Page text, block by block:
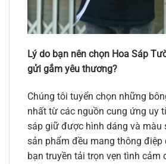
Lý do bạn nên chọn Hoa Sáp
gửi gắm yêu thương?
Chúng tôi tuyển chọn những
nhất từ các nguồn cung ứng uy
sáp giữ được hình dáng và màu
sản phẩm đều mang thông điệp
bạn truyền tải trọn vẹn tình cảm